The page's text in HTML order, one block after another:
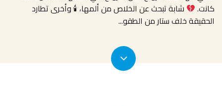
كانت.
شابة تبحث عن الخلاص من ألمها، 🕯 وأخرى تطارد
الحقيقة خلف ستار من الطقو...